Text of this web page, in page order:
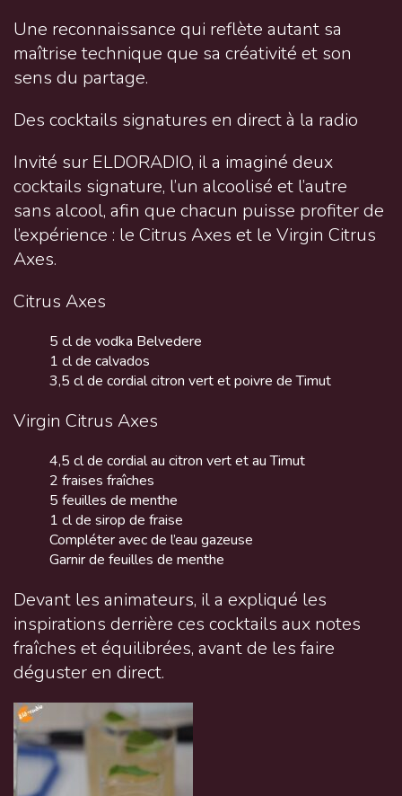
Une reconnaissance qui reflète autant sa
maîtrise technique que sa créativité et son
sens du partage.
Des cocktails signatures en direct à la radio
Invité sur ELDORADIO, il a imaginé deux
cocktails signature, l’un alcoolisé et l’autre
sans alcool, afin que chacun puisse profiter de
l’expérience : le Citrus Axes et le Virgin Citrus
Axes.
Citrus Axes
5 cl de vodka Belvedere
1 cl de calvados
3,5 cl de cordial citron vert et poivre de Timut
Virgin Citrus Axes
4,5 cl de cordial au citron vert et au Timut
2 fraises fraîches
5 feuilles de menthe
1 cl de sirop de fraise
Compléter avec de l’eau gazeuse
Garnir de feuilles de menthe
Devant les animateurs, il a expliqué les
inspirations derrière ces cocktails aux notes
fraîches et équilibrées, avant de les faire
déguster en direct.